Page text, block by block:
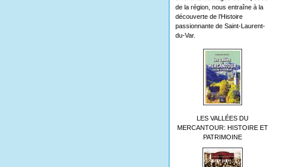
de la région, nous entraîne à la
découverte de l’Histoire
passionnante de Saint-Laurent-
du-Var.
LES VALLÉES DU
MERCANTOUR: HISTOIRE ET
PATRIMOINE